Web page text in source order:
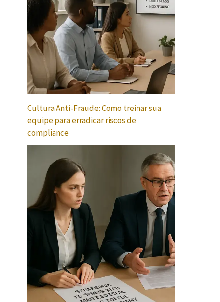
Cultura Anti-Fraude: Como treinar sua
equipe para erradicar riscos de
compliance